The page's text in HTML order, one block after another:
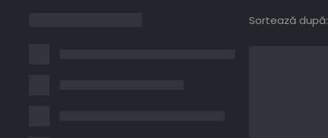
Sortează după: